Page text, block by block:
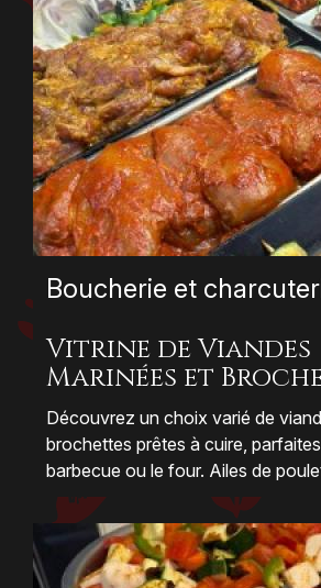
Boucherie et
Vitrine de Viandes
Marinées et
Découvrez un choix varié de
brochettes prêtes à cuire,
barbecue ou le four. Ailes de
brochettes de bœuf, de poulet,
viandes épicées vous offrent une
saveurs riches et généreuses.
préparée dans le respect de la